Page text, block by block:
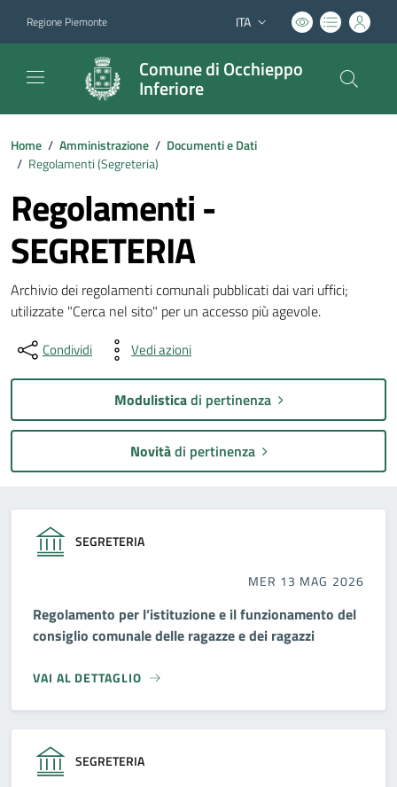
Regione Piemonte Lingua attiva:
ITA
Comune di Occhieppo
Inferiore
Home / Amministrazione / Documenti e Dati
/ Regolamenti (Segreteria)
Regolamenti -
SEGRETERIA
Archivio dei regolamenti comunali pubblicati dai vari uffici;
utilizzate "Cerca nel sito" per un accesso più agevole.
Condividi Vedi azioni
Modulisticadi pertinenza
Novitàdi pertinenza
SEGRETERIA
MER 13 MAG 2026
Regolamento per l’istituzione e il funzionamento del
consiglio comunale delle ragazze e dei ragazzi
VAI AL DETTAGLIO
SEGRETERIA